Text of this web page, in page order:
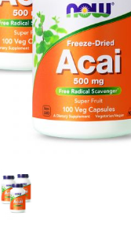
元氣◆病後補養